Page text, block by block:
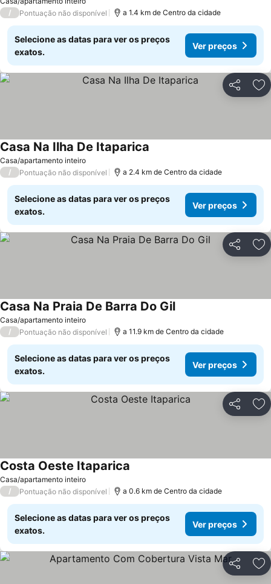
/ Pontuação não disponível a 1.4 km de Centro da cidade
Selecione as datas para ver os preços
exatos.
Ver preços
Partilhar
Casa/apartamento inteiro
Casa Na Ilha De Itaparica
/ Pontuação não disponível a 2.4 km de Centro da cidade
Selecione as datas para ver os preços
exatos.
Ver preços
Partilhar
Casa/apartamento inteiro
Casa Na Praia De Barra Do GilVer preços
/ Pontuação não disponível a 11.9 km de Centro da cidade
Selecione as datas para ver os preços
exatos.
Ver preços
Partilhar
Casa/apartamento inteiro
Costa Oeste Itaparica
/ Pontuação não disponível a 0.6 km de Centro da cidade
Selecione as datas para ver os preços
exatos.
Ver preços
Partilhar